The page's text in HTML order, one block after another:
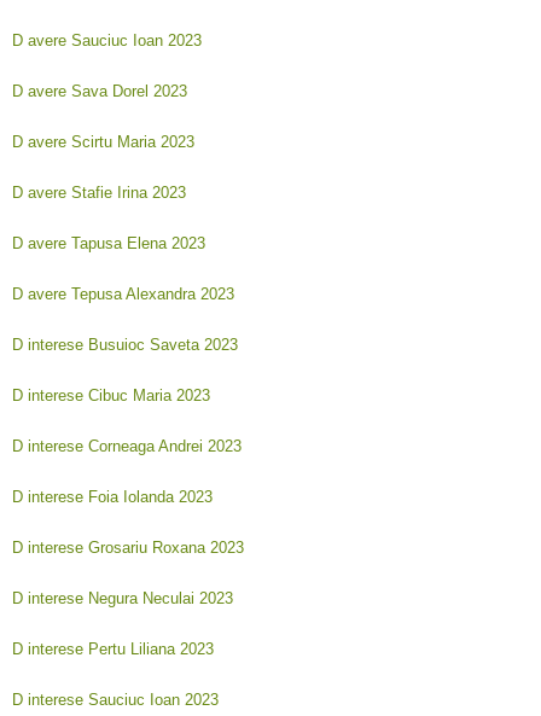
D avere Sauciuc Ioan 2023
D avere Sava Dorel 2023
D avere Scirtu Maria 2023
D avere Stafie Irina 2023
D avere Tapusa Elena 2023
D avere Tepusa Alexandra 2023
D interese Busuioc Saveta 2023
D interese Cibuc Maria 2023
D interese Corneaga Andrei 2023
D interese Foia Iolanda 2023
D interese Grosariu Roxana 2023
D interese Negura Neculai 2023
D interese Pertu Liliana 2023
D interese Sauciuc Ioan 2023